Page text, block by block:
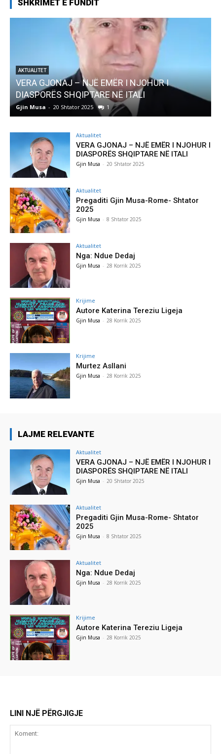
SHKRIMET E FUNDIT
AKTUALITET
Pregaditi Gjin Musa-Rome- Shtator 2025
Gjin Musa - 8 Shtator 2025 0
Aktualitet
VERA GJONAJ – NJË EMËR I NJOHUR I
DIASPORËS SHQIPTARE NË ITALI
Gjin Musa - 20 Shtator 2025
Aktualitet
Pregaditi Gjin Musa-Rome- Shtator
2025
Gjin Musa - 8 Shtator 2025
Aktualitet
Nga: Ndue Dedaj
Gjin Musa - 28 Korrik 2025
Krijime
Autore Katerina Tereziu Ligeja
Gjin Musa - 28 Korrik 2025
Krijime
Murtez Asllani
Gjin Musa - 28 Korrik 2025
LAJME RELEVANTE
Aktualitet
VERA GJONAJ – NJË EMËR I NJOHUR I
DIASPORËS SHQIPTARE NË ITALI
Gjin Musa - 20 Shtator 2025
Aktualitet
Pregaditi Gjin Musa-Rome- Shtator
2025
Gjin Musa - 8 Shtator 2025
Aktualitet
Nga: Ndue Dedaj
Gjin Musa - 28 Korrik 2025
Krijime
Autore Katerina Tereziu Ligeja
Gjin Musa - 28 Korrik 2025
LINI NJË PËRGJIGJE